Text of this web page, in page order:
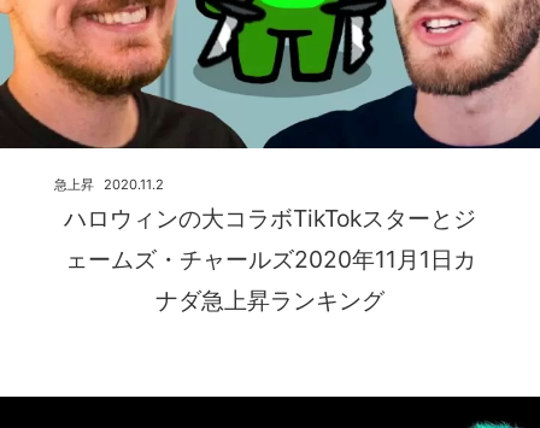
ハロウィンの大コラボTikTokスターとジ
ェームズ・チャールズ2020年11月1日カ
ナダ急上昇ランキング
2020.11.2
急上昇